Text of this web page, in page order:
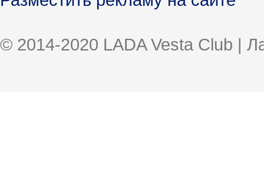
© 2014-2020 LADA Vesta Club |